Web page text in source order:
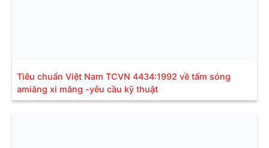
Tiêu chuẩn Việt Nam TCVN 4434:1992 về tấm sóng
amiăng xi măng -yêu cầu kỹ thuật